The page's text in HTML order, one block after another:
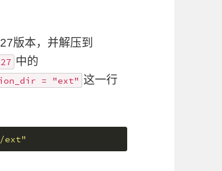
版本，并解压到
中的
= "ext" 这一行
ext"